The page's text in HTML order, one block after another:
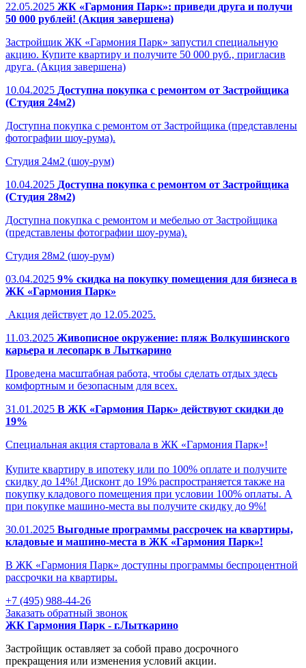
22.05.2025 ЖК «Гармония Парк»: приведи друга и получи
50 000 рублей! (Акция завершена)
Застройщик ЖК «Гармония Парк» запустил специальную
акцию. Купите квартиру и получите 50 000 руб., пригласив
друга. (Акция завершена)
10.04.2025 Доступна покупка с ремонтом от Застройщика
(Студия 24м2)
Доступна покупка с ремонтом от Застройщика (представлены
фотографии шоу-рума).
Студия 24м2 (шоу-рум)
10.04.2025 Доступна покупка с ремонтом от Застройщика
(Студия 28м2)
Доступна покупка с ремонтом и мебелью от Застройщика
(представлены фотографии шоу-рума).
Студия 28м2 (шоу-рум)
03.04.2025 9% скидка на покупку помещения для бизнеса в
ЖК «Гармония Парк»
Акция действует до 12.05.2025.
11.03.2025 Живописное окружение: пляж Волкушинского
карьера и лесопарк в Лыткарино
Проведена масштабная работа, чтобы сделать отдых здесь
комфортным и безопасным для всех.
31.01.2025 В ЖК «Гармония Парк» действуют скидки до
19%
Специальная акция стартовала в ЖК «Гармония Парк»!
Купите квартиру в ипотеку или по 100% оплате и получите
скидку до 14%! Дисконт до 19% распространяется также на
покупку кладового помещения при условии 100% оплаты. А
при покупке машино-места вы получите скидку до 9%!
30.01.2025 Выгодные программы рассрочек на квартиры,
кладовые и машино-места в ЖК «Гармония Парк»!
В ЖК «Гармония Парк» доступны программы беспроцентной
рассрочки на квартиры.
+7 (495) 988-44-26
Заказать обратный звонок
ЖК Гармония Парк - г.Лыткарино
Застройщик оставляет за собой право досрочного
прекращения или изменения условий акции.